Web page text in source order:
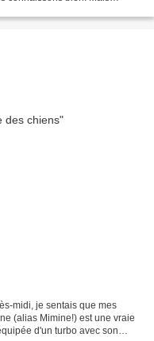
midi, je sentais que mes
(alias Mimine!) est une vraie
d'un turbo avec son